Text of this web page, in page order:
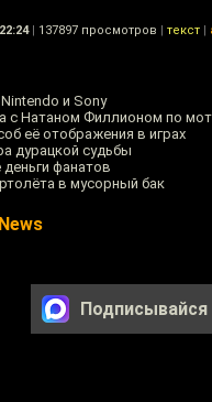
22:24 | 137897 просмотров | текст |
и Sony
с Натаном Филлионом по
её отображения в играх
дурацкой судьбы
фанатов
в мусорный бак
Подписывайся